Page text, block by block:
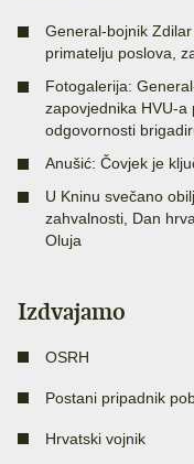
General-bojnik
primatelju poslova,
Fotogalerija:
zapovjednika HVU-
odgovornosti
Anušić: Čovjek je
U Kninu svečano
zahvalnosti, Dan
Oluja
Izdvajamo
OSRH
Postani pripadnik
Hrvatski vojnik